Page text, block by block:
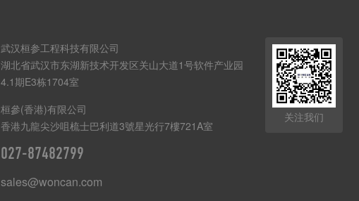
武汉桓参工程科技有限公司
湖北省武汉市东湖新技术开发区关山大道1号软件产业园
4.1期E3栋1704室
桓參(香港)有限公司
香港九龍尖沙咀梳士巴利道3號星光行7樓721A室
027-87482799
sales@woncan.com
关注我们